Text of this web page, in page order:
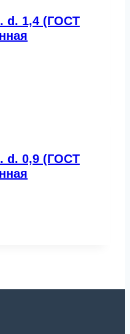
d. 1,4 (ГОСТ
d. 0,9 (ГОСТ